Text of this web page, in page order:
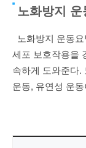
노화방지 운
노화방지 운동
세포 보호작용을
속하게 도와준다.
운동, 유연성 운